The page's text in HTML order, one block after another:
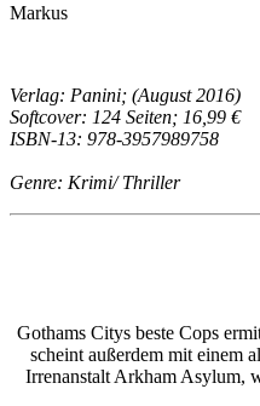
Markus
Verlag: Panini; (August 2016)
Softcover: 124 Seiten; 16,99 €
ISBN-13: 978-3957989758
Genre: Krimi/ Thriller
Gothams Citys beste Cops
scheint außerdem mit einem
Irrenanstalt Arkham Asylum,